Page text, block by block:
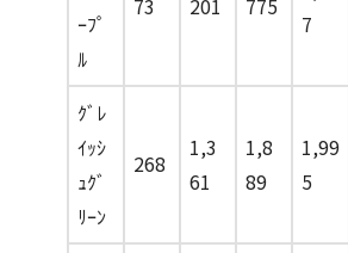
ｰﾌﾟ
ﾙ
7
ｸﾞﾚ
ｲｯｼ
ｭｸﾞ
ﾘｰﾝ
268
1,3
61
1,8
89
1,99
5